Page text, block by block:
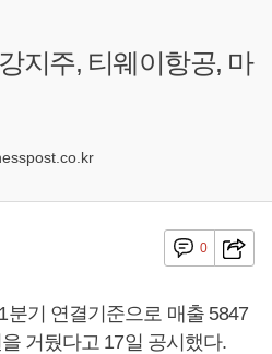
지주, 티웨이항공, 마
0
기 연결기준으로 매출 5847
거뒀다고 17일 공시했다.